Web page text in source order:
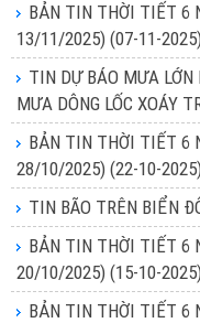
BẢN TIN THỜI TIẾT 6
13/11/2025) (07-11-
TIN DỰ BÁO MƯA
MƯA DÔNG LỐC XOÁY
BẢN TIN THỜI TIẾT 6
28/10/2025) (22-10-
TIN BÃO TRÊN BIỂN
BẢN TIN THỜI TIẾT 6
20/10/2025) (15-10-
BẢN TIN THỜI TIẾT 6